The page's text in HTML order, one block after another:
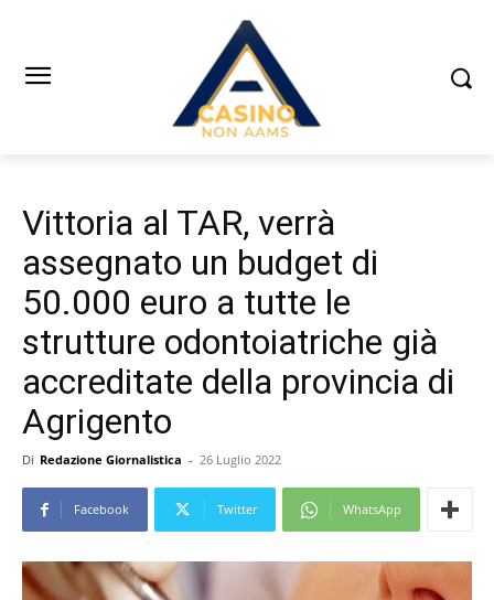
Vittoria al TAR, verrà
assegnato un budget di
50.000 euro a tutte le
strutture odontoiatriche già
accreditate della provincia di
Agrigento
Di Redazione Giornalistica - 26 Luglio 2022
Facebook Twitter WhatsApp